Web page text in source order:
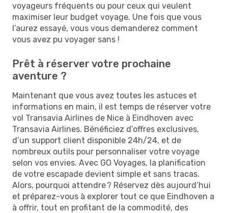
voyageurs fréquents ou pour ceux qui veulent
maximiser leur budget voyage. Une fois que vous
l’aurez essayé, vous vous demanderez comment
vous avez pu voyager sans !
Prêt à réserver votre prochaine
aventure ?
Maintenant que vous avez toutes les astuces et
informations en main, il est temps de réserver votre
vol Transavia Airlines de Nice à Eindhoven avec
Transavia Airlines. Bénéficiez d’offres exclusives,
d’un support client disponible 24h/24, et de
nombreux outils pour personnaliser votre voyage
selon vos envies. Avec GO Voyages, la planification
de votre escapade devient simple et sans tracas.
Alors, pourquoi attendre ? Réservez dès aujourd’hui
et préparez-vous à explorer tout ce que Eindhoven a
à offrir, tout en profitant de la commodité, des